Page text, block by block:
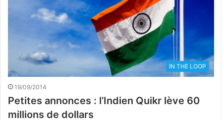
IN THE LOOP
19/09/2014
Petites annonces : l’Indien Quikr lève 60
millions de dollars